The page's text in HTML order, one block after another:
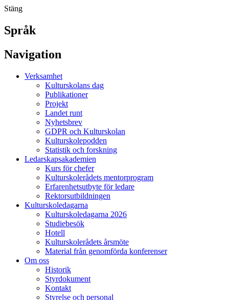
Stäng
Språk
Navigation
Verksamhet
Kulturskolans dag
Publikationer
Projekt
Landet runt
Nyhetsbrev
GDPR och Kulturskolan
Kulturskolepodden
Statistik och forskning
Ledarskapsakademien
Kurs för chefer
Kulturskolerådets mentorprogram
Erfarenhetsutbyte för ledare
Rektorsutbildningen
Kulturskoledagarna
Kulturskoledagarna 2026
Studiebesök
Hotell
Kulturskolerådets årsmöte
Material från genomförda konferenser
Om oss
Historik
Styrdokument
Kontakt
Styrelse och personal